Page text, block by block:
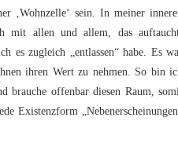
‚Wohnzelle‘ sein. In meiner
allen und allem, das
es zugleich „entlassen“ habe. Es
ihren Wert zu nehmen. So bin
brauche offenbar diesen Raum,
Existenzform